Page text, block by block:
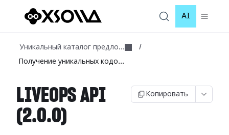
AI
Уникальный каталог предло...
/
Получение уникальных кодо...
LIVEOPS API
(2.0.0)
Копировать